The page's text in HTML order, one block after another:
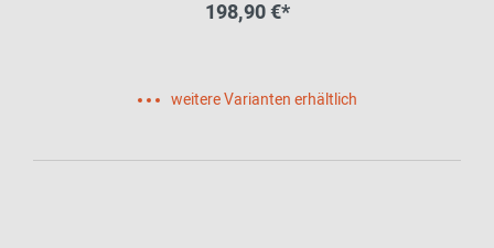
198,90 €*
weitere Varianten erhältlich